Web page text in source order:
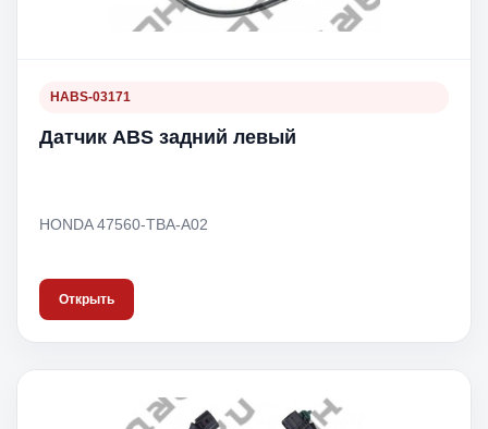
HABS-03171
Датчик ABS задний левый
HONDA 47560-TBA-A02
Открыть